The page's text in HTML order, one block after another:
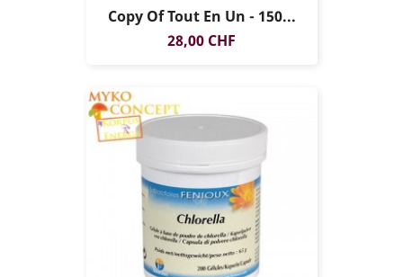
Copy Of Tout En Un - 150...
Preis
28,00 CHF